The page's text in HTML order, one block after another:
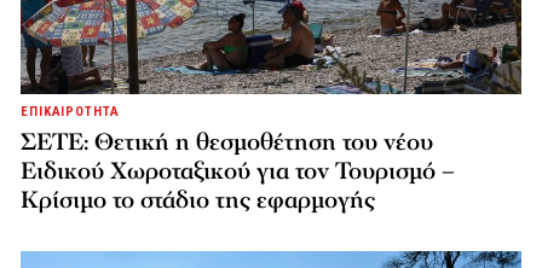
ΕΠΙΚΑΙΡΟΤΗΤΑ
ΣΕΤΕ: Θετική η θεσμοθέτηση του νέου
Ειδικού Χωροταξικού για τον Τουρισμό –
Κρίσιμο το στάδιο της εφαρμογής